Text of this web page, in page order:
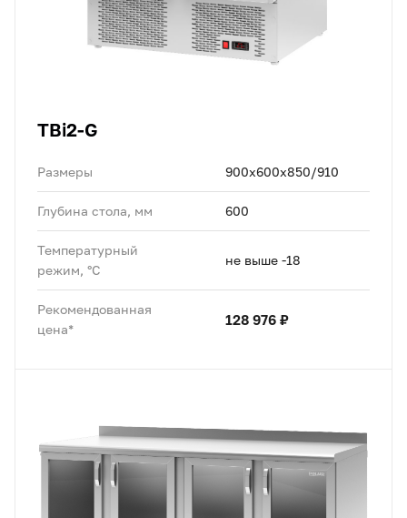
TBi2-G
Размеры 900х600х850/910
Глубина стола, мм 600
Температурный
режим, °C
не выше -18
Рекомендованная
цена*
128 976 ₽